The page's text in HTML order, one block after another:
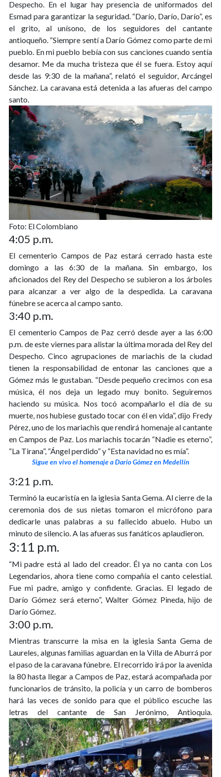
Despecho. En el lugar hay presencia de uniformados del
Esmad para garantizar la seguridad. “Darío, Darío, Darío”, es
el grito, al unísono, de los seguidores del cantante
antioqueño. “Siempre sentí a Darío Gómez como parte de mi
pueblo. En mi pueblo bebía con sus canciones cuando sentía
desamor. Me da mucha tristeza que él se fuera. Estoy aquí
desde las 9:30 de la mañana”, relató el seguidor, Arcángel
Sánchez. La caravana está detenida a las afueras del campo
santo.
Foto: El Colombiano
4:05 p.m.
El cementerio Campos de Paz estará cerrado hasta este
domingo a las 6:30 de la mañana. Sin embargo, los
aficionados del Rey del Despecho se subieron a los árboles
para alcanzar a ver algo de la despedida. La caravana
fúnebre se acerca al campo santo.
3:40 p.m.
El cementerio Campos de Paz cerró desde ayer a las 6:00
p.m. de este viernes para alistar la última morada del Rey del
Despecho. Cinco agrupaciones de mariachis de la ciudad
tienen la responsabilidad de entonar las canciones que a
Gómez más le gustaban. “Desde pequeño crecimos con esa
música, él nos deja un legado muy bonito. Seguiremos
haciendo su música. Nos tocó acompañarlo el día de su
muerte, nos hubiese gustado tocar con él en vida”, dijo Fredy
Pérez, uno de los mariachis que rendirá homenaje al cantante
en Campos de Paz. Los mariachis tocarán “Nadie es eterno”,
“La Tirana”, “Ángel perdido” y “Esta navidad no es mía”.
Sigue en vivo el homenaje a Darío Gómez en Medellín
3:21 p.m.
Terminó la eucaristía en la iglesia Santa Gema. Al cierre de la
ceremonia dos de sus nietas tomaron el micrófono para
dedicarle unas palabras a su fallecido abuelo. Hubo un
minuto de silencio. A las afueras sus fanáticos aplaudieron.
3:11 p.m.
“Mi padre está al lado del creador. Él ya no canta con Los
Legendarios, ahora tiene como compañía el canto celestial.
Fue mi padre, amigo y confidente. Gracias. El legado de
Darío Gómez será eterno”, Walter Gómez Pineda, hijo de
Darío Gómez.
3:00 p.m.
Mientras transcurre la misa en la iglesia Santa Gema de
Laureles, algunas familias aguardan en la Villa de Aburrá por
el paso de la caravana fúnebre. El recorrido irá por la avenida
la 80 hasta llegar a Campos de Paz, estará acompañada por
funcionarios de tránsito, la policía y un carro de bomberos
hará las veces de sonido para que el público escuche las
letras del cantante de San Jerónimo, Antioquia.